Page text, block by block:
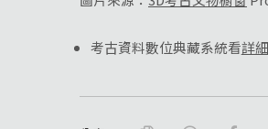
考古資料數位典藏系統看詳